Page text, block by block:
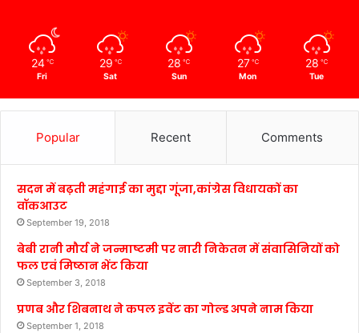
24 ℃
Fri
29 ℃
Sat
28 ℃
Sun
27 ℃
Mon
28 ℃
Tue
Popular Recent Comments
सदन में बढ़ती महंगाई का मुद्दा गूंजा,कांग्रेस विधायकों का
वॉकआउट
September 19, 2018
बेबी रानी मौर्य ने जन्माष्टमी पर नारी निकेतन में संवासिनियों को
फल एवं मिष्ठान भेंट किया
September 3, 2018
प्रणब और शिबनाथ ने कपल इवेंट का गोल्ड अपने नाम किया
September 1, 2018